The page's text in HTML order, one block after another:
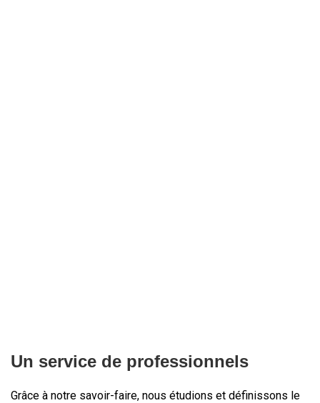
Un service de professionnels
Grâce à notre savoir-faire, nous étudions et définissons le